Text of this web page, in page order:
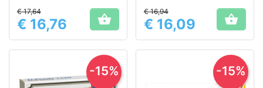
spiergezondheid
Prijs
€ 17,64
€ 16,76 
immuunsysteem
Prijs
€ 16,94
€ 16,09 
-15% -15%